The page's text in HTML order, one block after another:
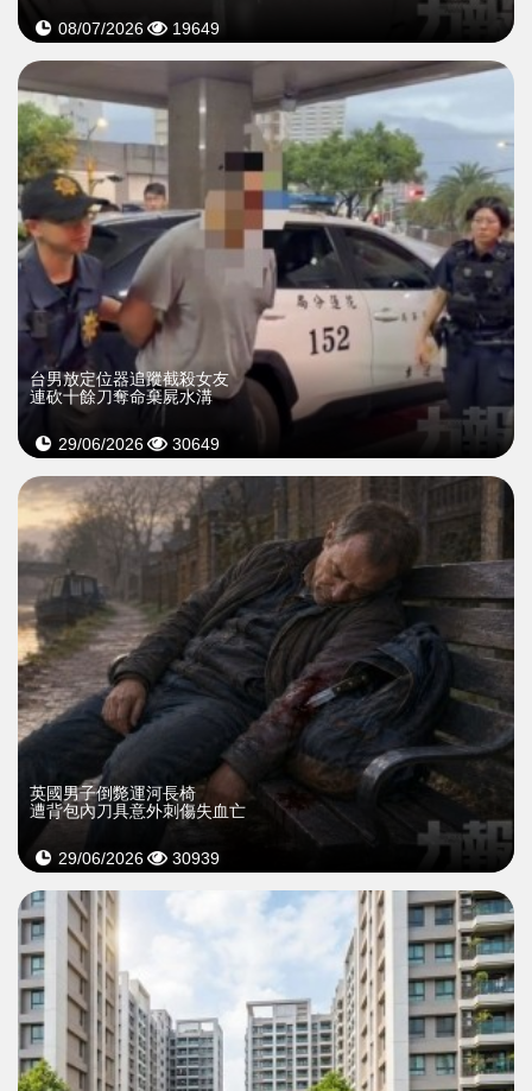
08/07/2026 19649
台男放定位器追蹤截殺女友
連砍十餘刀奪命棄屍水溝
29/06/2026 30649
英國男子倒斃運河長椅
遭背包內刀具意外刺傷失血亡
29/06/2026 30939